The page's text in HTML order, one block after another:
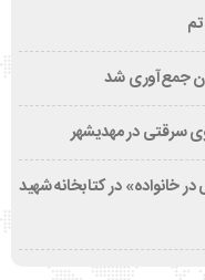
در خانواده» در کتابخانه شهید